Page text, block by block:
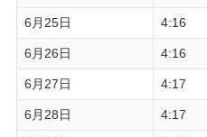
6月25日 4:16
6月26日 4:16
6月27日 4:17
6月28日 4:17